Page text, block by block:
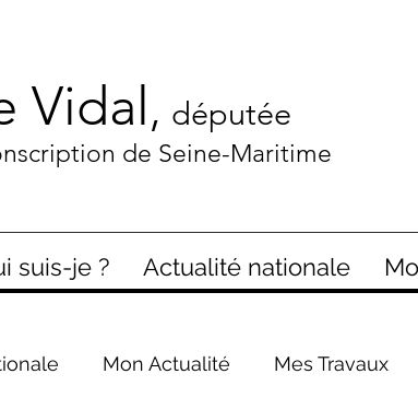
Vidal, députée
de Seine-Maritime
suis-je ? Actualité nationale
Mon Actualité Mes Travaux